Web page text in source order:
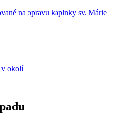
na opravu kaplnky sv. Márie
v okolí